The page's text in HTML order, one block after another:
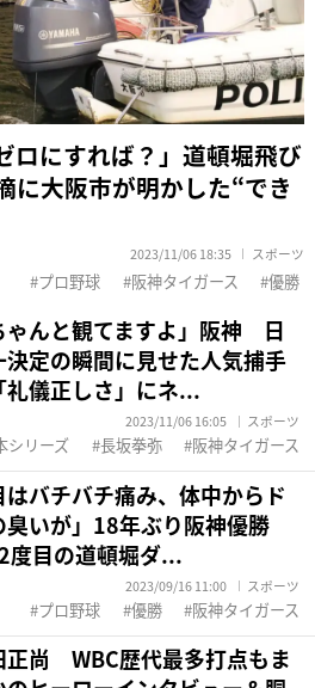
ロにすれば？」道頓堀飛び
に大阪市が明かした“でき
2023/11/06 18:35 スポーツ
プロ野球 阪神タイガース 優勝
ゃんと観てますよ」阪神 日
決定の瞬間に見せた人気捕手
礼儀正しさ」にネ...
2023/11/06 16:05 スポーツ
シリーズ 長坂拳弥 阪神タイガース
はバチバチ痛み、体中からド
臭いが」18年ぶり阪神優勝
度目の道頓堀ダ...
2023/09/16 11:00 スポーツ
プロ野球 優勝 阪神タイガース
正尚 WBC歴代最多打点もま